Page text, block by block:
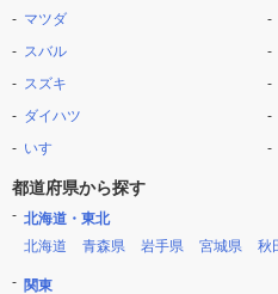
マツダ
スバル
スズキ
ダイハツ
いすゞ
都道府県から探す
北海道・東北
北海道
青森県 岩手県 宮城県 秋
関東